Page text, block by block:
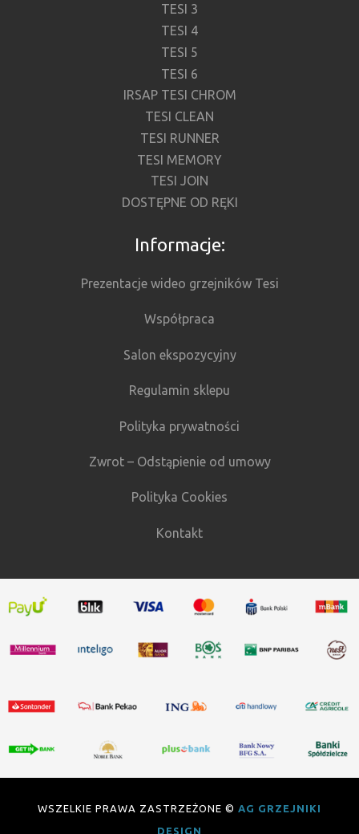
TESI 3
TESI 4
TESI 5
TESI 6
IRSAP TESI CHROM
TESI CLEAN
TESI RUNNER
TESI MEMORY
TESI JOIN
DOSTĘPNE OD RĘKI
Informacje:
Prezentacje wideo grzejników Tesi
Współpraca
Salon ekspozycyjny
Regulamin sklepu
Polityka prywatności
Zwrot – Odstąpienie od umowy
Polityka Cookies
Kontakt
WSZELKIE PRAWA ZASTRZEŻONE © AG GRZEJNIKI
DESIGN